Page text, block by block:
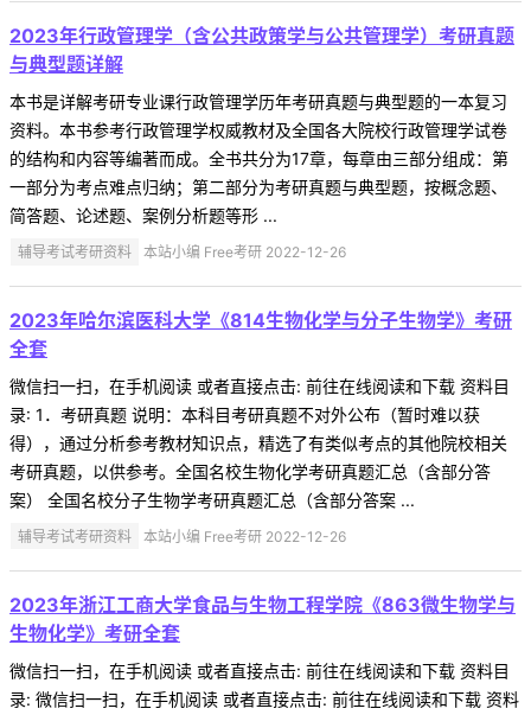
2023年行政管理学（含公共政策学与公共管理学）考研真题
与典型题详解
本书是详解考研专业课行政管理学历年考研真题与典型题的一本复习
资料。本书参考行政管理学权威教材及全国各大院校行政管理学试卷
的结构和内容等编著而成。全书共分为17章，每章由三部分组成：第
一部分为考点难点归纳；第二部分为考研真题与典型题，按概念题、
简答题、论述题、案例分析题等形 ...
辅导考试考研资料 本站小编 Free考研 2022-12-26
2023年哈尔滨医科大学《814生物化学与分子生物学》考研
全套
微信扫一扫，在手机阅读 或者直接点击: 前往在线阅读和下载 资料目
录: 1．考研真题 说明：本科目考研真题不对外公布（暂时难以获
得），通过分析参考教材知识点，精选了有类似考点的其他院校相关
考研真题，以供参考。全国名校生物化学考研真题汇总（含部分答
案） 全国名校分子生物学考研真题汇总（含部分答案 ...
辅导考试考研资料 本站小编 Free考研 2022-12-26
2023年浙江工商大学食品与生物工程学院《863微生物学与
生物化学》考研全套
微信扫一扫，在手机阅读 或者直接点击: 前往在线阅读和下载 资料目
录: 微信扫一扫，在手机阅读 或者直接点击: 前往在线阅读和下载 资料